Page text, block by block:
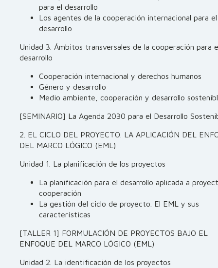
para el desarrollo
Los agentes de la cooperación internacional para el
desarrollo
Unidad 3. Ámbitos transversales de la cooperación para
desarrollo
Cooperación internacional y derechos humanos
Género y desarrollo
Medio ambiente, cooperación y desarrollo
[SEMINARIO] La Agenda 2030 para el Desarrollo
2. EL CICLO DEL PROYECTO. LA APLICACIÓN DEL
DEL MARCO LÓGICO (EML)
Unidad 1. La planificación de los proyectos
La planificación para el desarrollo aplicada a
cooperación
La gestión del ciclo de proyecto. El EML y sus
características
[TALLER 1] FORMULACIÓN DE PROYECTOS BAJO EL
ENFOQUE DEL MARCO LÓGICO (EML)
Unidad 2. La identificación de los proyectos